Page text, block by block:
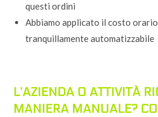
questi ordini
Abbiamo applicato il costo orario
tranquillamente automatizzabile
L’AZIENDA O ATTIVITÀ
MANIERA MANUALE?